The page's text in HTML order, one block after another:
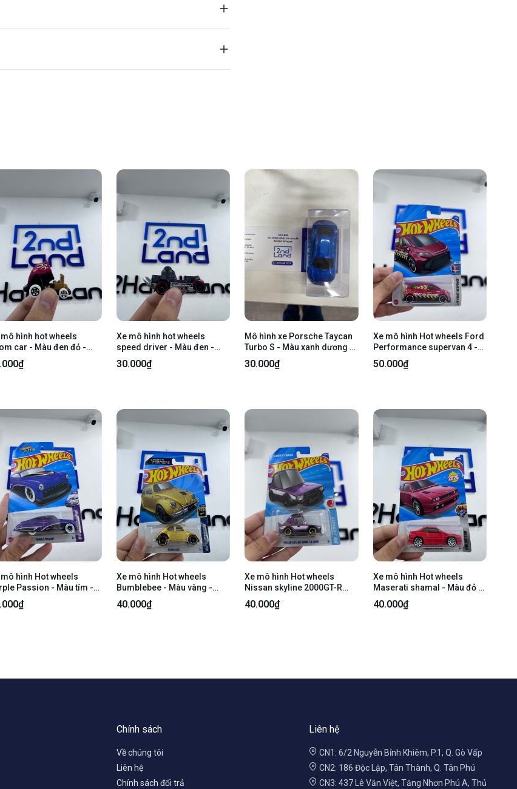
hình hot wheels
car - Màu đen đỏ -
hình 97% - Body
Xe mô hình hot wheels
speed driver - Màu đen -
Ngoại hình 97% - Body
30.000₫
Mô hình xe Porsche Taycan
Turbo S - Màu xanh dương -
Ngoại hình 98% - Body
30.000₫
Xe mô hình Hot wheels Ford
Performance supervan 4 -
Màu đỏ - Newseal
50.000₫
hình Hot wheels
Passion - Màu tím -
hình 98% - kèm box
Xe mô hình Hot wheels
Bumblebee - Màu vàng -
Ngoại hình 98% - kèm box
40.000₫
Xe mô hình Hot wheels
Nissan skyline 2000GT-R
LBWK - Màu tím - Ngoại hình
98% - kèm box
40.000₫
Xe mô hình Hot wheels
Maserati shamal - Màu đỏ -
Ngoại hình 98% - kèm box
40.000₫
Chính sách
Về chúng tôi
Liên hệ
Chính sách đổi trả
Liên hệ
CN1: 6/2 Nguyễn Bỉnh Khiêm, P.1, Q. Gò Vấp
CN2: 186 Độc Lập, Tân Thành, Q. Tân Phú
CN3: 437 Lê Văn Việt, Tăng Nhơn Phú A, Thủ